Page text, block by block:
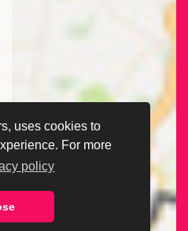
uses cookies to
For more
policy